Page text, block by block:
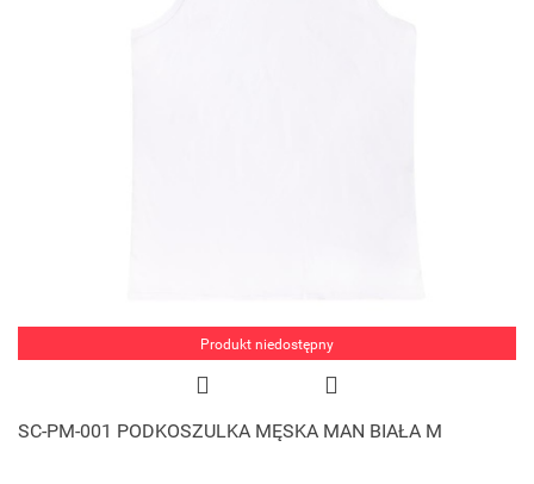
Produkt niedostępny
SC-PM-001 PODKOSZULKA MĘSKA MAN BIAŁA M